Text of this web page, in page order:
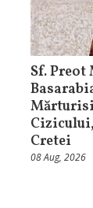
Sf.
Cretei
08 Aug, 2026